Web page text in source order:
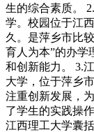
生的综合素质。
学。校园位于江
久。是萍乡市比
育人为本”的办学
和创新能力。 3.
大学，位于萍乡
注重创新发展，
了学生的实践操
江西理工大学囊